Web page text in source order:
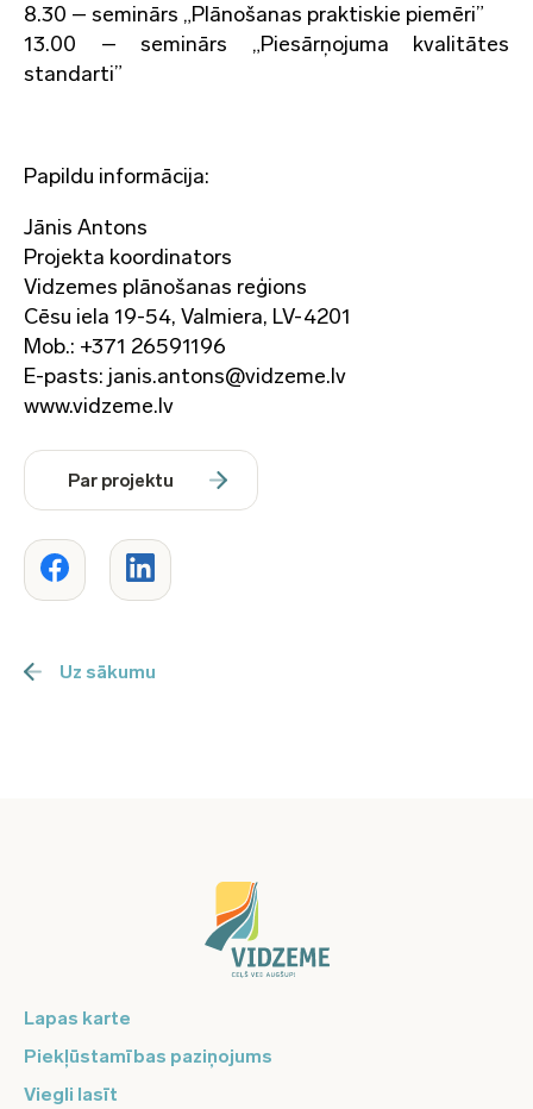
8.30 – seminārs „Plānošanas praktiskie piemēri”
13.00 – seminārs „Piesārņojuma kvalitātes
standarti”
Papildu informācija:
Jānis Antons
Projekta koordinators
Vidzemes plānošanas reģions
Cēsu iela 19-54, Valmiera, LV-4201
Mob.: +371 26591196
E-pasts: janis.antons@vidzeme.lv
www.vidzeme.lv
Par projektu
Uz sākumu
Lapas karte
Piekļūstamības paziņojums
Viegli lasīt